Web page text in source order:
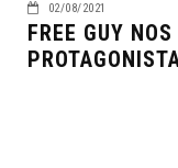
02/08/2021
FREE GUY